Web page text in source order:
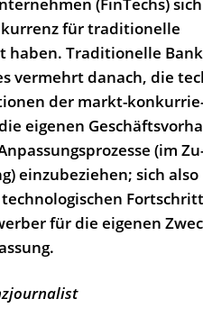
(FinTechs) sich
für traditionelle
ha­ben. Tra­di­tio­nel­le
ver­mehrt da­nach, die
der markt-
ei­ge­nen
(im
ein­zu­be­zie­hen; sich al­so
für die ei­ge­nen